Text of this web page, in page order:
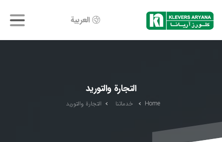
العربية
التجارة والتوريد
Home خدماتنا التجارة والتوريد